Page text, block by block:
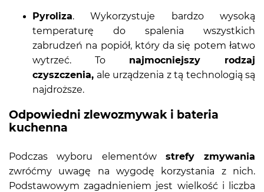
Pyroliza. Wykorzystuje bardzo wysoką
temperaturę do spalenia wszystkich
zabrudzeń na popiół, który da się potem łatwo
wytrzeć. Tonajmocniejszy rodzaj
czyszczenia, ale urządzenia z tą technologią są
najdroższe.
Odpowiedni zlewozmywak i bateria
kuchenna
Podczas wyboru elementów strefy zmywania
zwróćmy uwagę na wygodę korzystania z nich.
Podstawowym zagadnieniem jest wielkość i liczba